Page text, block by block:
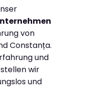
von
Constanța.
und
wir
und